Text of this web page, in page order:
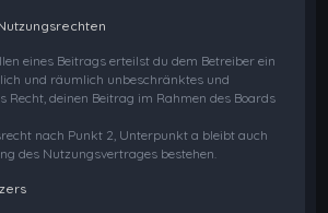
eines Beitrags erteilst du dem Betreiber ein
und räumlich unbeschränktes und
Recht, deinen Beitrag im Rahmen des Boards
nach Punkt 2, Unterpunkt a bleibt auch
des Nutzungsvertrages bestehen.